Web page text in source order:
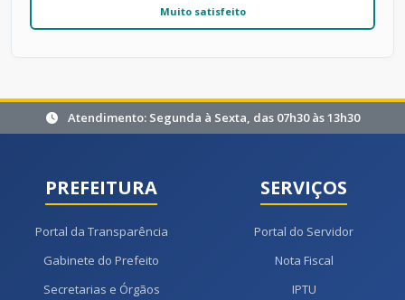
Muito satisfeito
Atendimento: Segunda à Sexta, das 07h30 às 13h30
PREFEITURA
Portal da Transparência
Gabinete do Prefeito
Secretarias e Órgãos
SERVIÇOS
Portal do Servidor
Nota Fiscal
IPTU